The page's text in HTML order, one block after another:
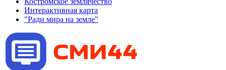
Интерактивная карта
"Ради мира на земле"